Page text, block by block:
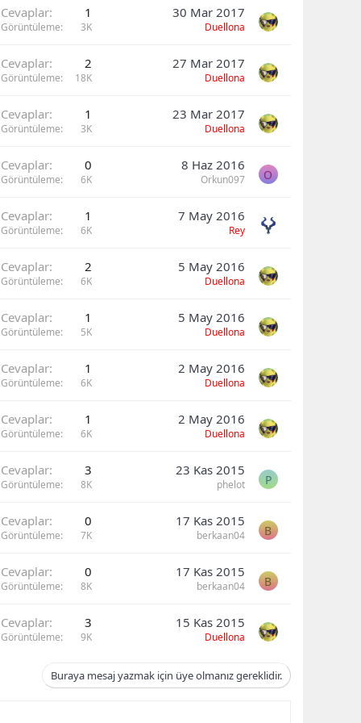
Cevaplar 1
Görüntüleme 3K
30 Mar 2017
Duellona
Cevaplar 2
Görüntüleme 18K
27 Mar 2017
Duellona
Cevaplar 1
Görüntüleme 3K
23 Mar 2017
Duellona
Cevaplar 0
Görüntüleme 6K
8 Haz 2016
Orkun097 O
Cevaplar 1
Görüntüleme 6K
7 May 2016
Rey
Cevaplar 2
Görüntüleme 6K
5 May 2016
Duellona
Cevaplar 1
Görüntüleme 5K
5 May 2016
Duellona
Cevaplar 1
Görüntüleme 6K
2 May 2016
Duellona
Cevaplar 1
Görüntüleme 6K
2 May 2016
Duellona
Cevaplar 3
Görüntüleme 8K
23 Kas 2015
phelot P
Cevaplar 0
Görüntüleme 7K
17 Kas 2015
berkaan04 B
Cevaplar 0
Görüntüleme 8K
17 Kas 2015
berkaan04 B
Cevaplar 3
Görüntüleme 9K
15 Kas 2015
Duellona
Buraya mesaj yazmak için üye olmanız gereklidir.